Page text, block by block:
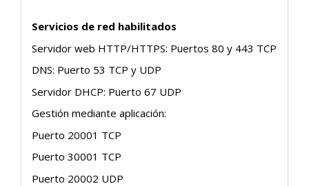
Servicios de red habilitados
Servidor web HTTP/HTTPS: Puertos 80 y 443 TCP
DNS: Puerto 53 TCP y UDP
Servidor DHCP: Puerto 67 UDP
Gestión mediante aplicación:
Puerto 20001 TCP
Puerto 30001 TCP
Puerto 20002 UDP